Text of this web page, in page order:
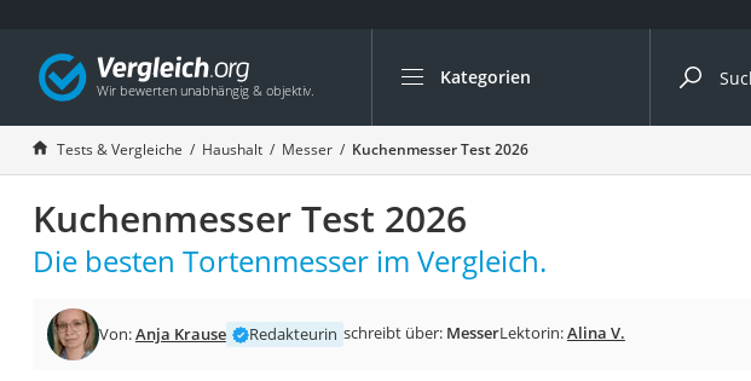
Kategorien
Die beliebtesten Vergleiche nach Kategorie
Haushalt
Wassersprudler
Zentralstaubsauger
Brotbackautomat
Wischroboter
Wäschespinne
Tests & Vergleiche Haushalt Messer Kuchenmesser Test 2026
Kuchenmesser Test 2026
Die besten Tortenmesser im Vergleich.
Von:Anja Krause Redakteurin schreibt über: MesserLektorin:Alina V.